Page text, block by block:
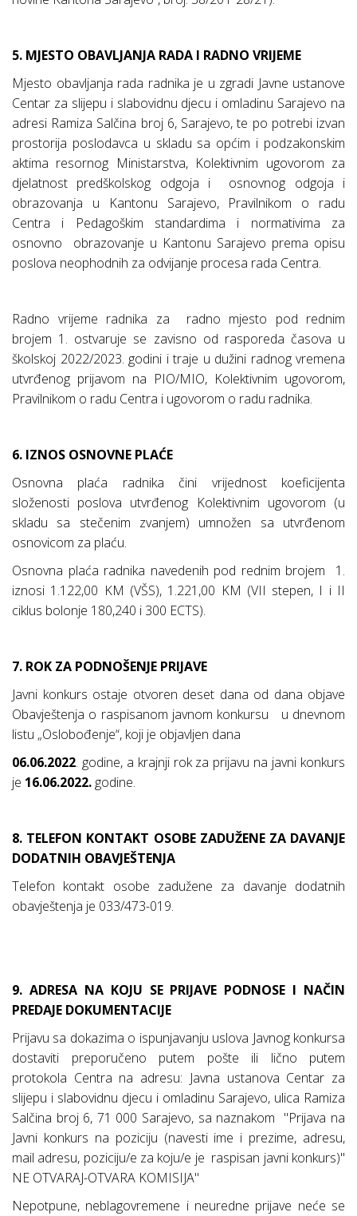
5. MJESTO OBAVLJANJA RADA I RADNO VRIJEME
Mjesto obavljanja rada radnika je u zgradi Javne ustanove
Centar za slijepu i slabovidnu djecu i omladinu Sarajevo na
adresi Ramiza Salčina broj 6, Sarajevo, te po potrebi izvan
prostorija poslodavca u skladu sa općim i podzakonskim
aktima resornog Ministarstva, Kolektivnim ugovorom za
djelatnost predškolskog odgoja i
osnovnog odgoja i
obrazovanja u Kantonu Sarajevo, Pravilnikom o radu
Centra i Pedagoškim standardima i normativima za
osnovno
obrazovanje u Kantonu Sarajevo prema opisu
poslova neophodnih za odvijanje procesa rada Centra.
Radno vrijeme radnika za
radno mjesto pod rednim
brojem 1. ostvaruje se zavisno od rasporeda časova u
školskoj 2022/2023. godini i traje u dužini radnog vremena
utvrđenog prijavom na PIO/MIO, Kolektivnim ugovorom,
Pravilnikom o radu Centra i ugovorom o radu radnika.
6. IZNOS OSNOVNE PLAĆE
Osnovna plaća radnika čini vrijednost koeficijenta
složenosti poslova utvrđenog Kolektivnim ugovorom (u
skladu sa stečenim zvanjem) umnožen sa utvrđenom
osnovicom za plaću.
Osnovna plaća radnika navedenih pod rednim brojem
1.
iznosi 1.122,00 KM (VŠS), 1.221,00 KM (VII stepen, I i II
ciklus bolonje 180,240 i 300 ECTS).
7. ROK ZA PODNOŠENJE PRIJAVE
Javni konkurs ostaje otvoren deset dana od dana objave
Obavještenja o raspisanom javnom konkursu
u dnevnom
listu „Oslobođenje“, koji je objavljen dana
06.06.2022. godine, a krajnji rok za prijavu na javni konkurs
je 16.06.2022. godine.
8. TELEFON KONTAKT OSOBE ZADUŽENE ZA DAVANJE
DODATNIH OBAVJEŠTENJA
Telefon kontakt osobe zadužene za davanje dodatnih
obavještenja je 033/473-019.
9. ADRESA NA KOJU SE PRIJAVE PODNOSE I NAČIN
PREDAJE DOKUMENTACIJE
Prijavu sa dokazima o ispunjavanju uslova Javnog konkursa
dostaviti preporučeno putem pošte ili lično putem
protokola Centra na adresu: Javna ustanova Centar za
slijepu i slabovidnu djecu i omladinu Sarajevo, ulica Ramiza
Salčina broj 6, 71 000 Sarajevo, sa naznakom ''Prijava na
Javni konkurs na poziciju (navesti ime i prezime, adresu,
mail adresu, poziciju/e za koju/e je raspisan javni konkurs)''
NE OTVARAJ-OTVARA KOMISIJA''
Nepotpune, neblagovremene i neuredne prijave neće se